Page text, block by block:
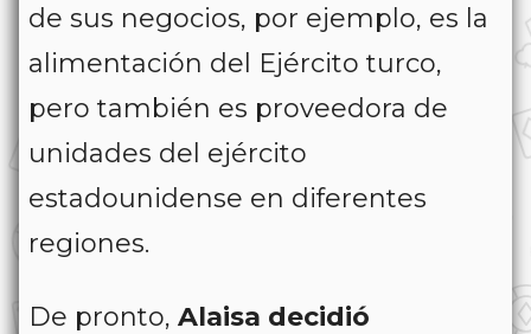
de sus negocios, por ejemplo, es la
alimentación del Ejército turco,
pero también es proveedora de
unidades del ejército
estadounidense en diferentes
regiones.
De pronto, Alaisa decidió